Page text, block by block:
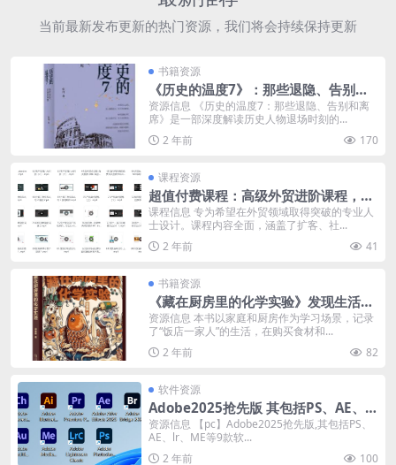
当前最新发布更新的热门资源，我们将会持续保持更新
书籍资源
《历史的温度7》：那些退隐、告别和
离席「2023得到年度书单Top10」
资源信息 《历史的温度7：那些退隐、告别和离
席》是一部深度解读历史人物退场时刻的...
2 年前
170
课程资源
超值付费课程：高级外贸进阶课程，包
含扩客，社媒，沟通，谈判技巧
课程信息 专为希望在外贸领域取得突破的专业人
士设计。课程内容全面，涵盖了扩客、社...
2 年前
41
书籍资源
《藏在厨房里的化学实验》发现生活里
的科学秘密
资源信息 本书以家庭和厨房作为学习场景，记录
了“饭店一家人”的生活，在购买食材和...
2 年前
82
软件资源
Adobe2025抢先版 其包括PS、AE、l
r、ME等9款软件,一键安装激活!
资源信息 【pc】Adobe2025抢先版,其包括PS、
AE、lr、ME等9款软...
2 年前
100